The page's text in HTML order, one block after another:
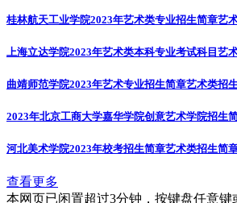
桂林航天工业学院2023年艺术类专业招生简章艺
上海立达学院2023年艺术类本科专业考试科目 艺
曲靖师范学院2023年艺术专业招生简章艺术类招
2023年北京工商大学嘉华学院创意艺术学院招生
河北美术学院2023年校考招生简章艺术类招生简
查看更多
本网页已闲置超过3分钟，按键盘任意键